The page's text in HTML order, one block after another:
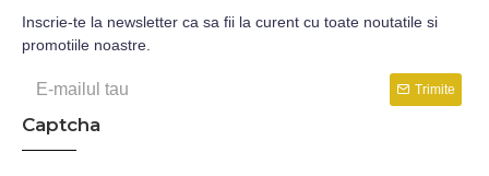
Inscrie-te la newsletter ca sa fii la curent cu toate noutatile si
promotiile noastre.
Trimite
Captcha